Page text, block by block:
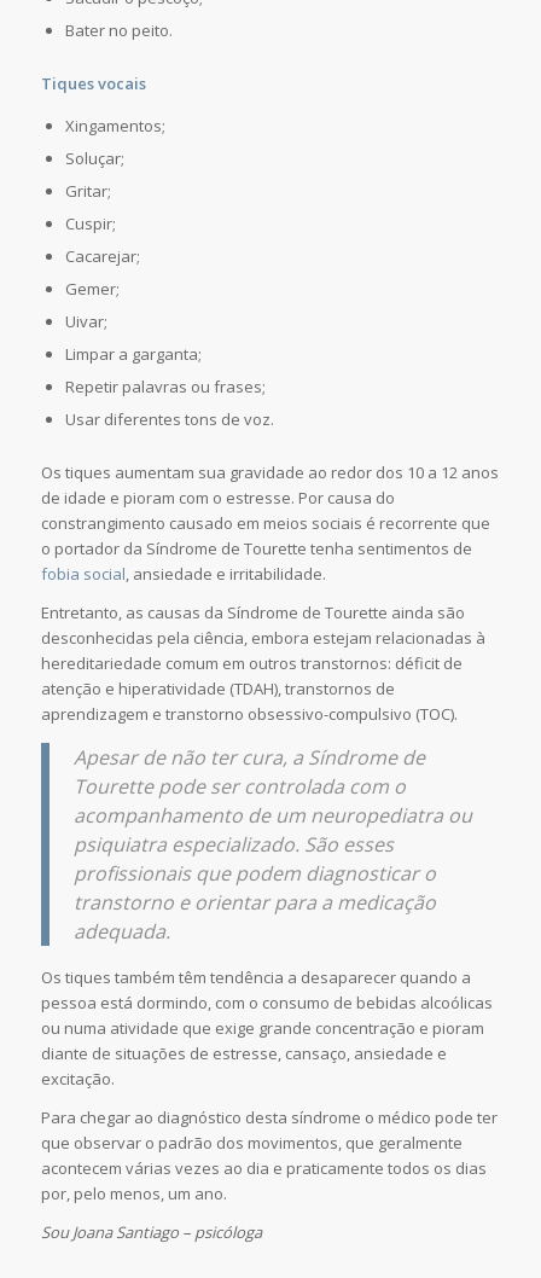
Bater no peito.
Tiques vocais
Xingamentos;
Soluçar;
Gritar;
Cuspir;
Cacarejar;
Gemer;
Uivar;
Limpar a garganta;
Repetir palavras ou frases;
Usar diferentes tons de voz.
Os tiques aumentam sua gravidade ao redor dos 10 a 12 anos
de idade e pioram com o estresse. Por causa do
constrangimento causado em meios sociais é recorrente que
o portador da Síndrome de Tourette tenha sentimentos de
fobia social, ansiedade e irritabilidade.
Entretanto, as causas da Síndrome de Tourette ainda são
desconhecidas pela ciência, embora estejam relacionadas à
hereditariedade comum em outros transtornos: déficit de
atenção e hiperatividade (TDAH), transtornos de
aprendizagem e transtorno obsessivo-compulsivo (TOC).
Apesar de não ter cura, a Síndrome de
Tourette pode ser controlada com o
acompanhamento de um neuropediatra ou
psiquiatra especializado. São esses
profissionais que podem diagnosticar o
transtorno e orientar para a medicação
adequada.
Os tiques também têm tendência a desaparecer quando a
pessoa está dormindo, com o consumo de bebidas alcoólicas
ou numa atividade que exige grande concentração e pioram
diante de situações de estresse, cansaço, ansiedade e
excitação.
Para chegar ao diagnóstico desta síndrome o médico pode ter
que observar o padrão dos movimentos, que geralmente
acontecem várias vezes ao dia e praticamente todos os dias
por, pelo menos, um ano.
Sou Joana Santiago – psicóloga